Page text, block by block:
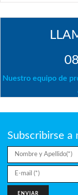
Nuestro equipo de
Subscribirse